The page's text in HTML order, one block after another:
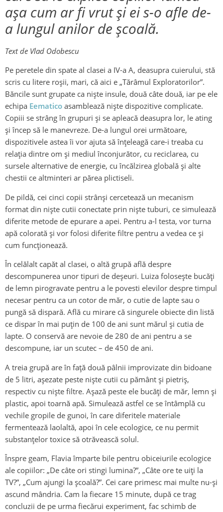
așa cum ar fi vrut și ei s-o afle de-
a lungul anilor de școală.
Text de Vlad Odobescu
Pe peretele din spate al clasei a IV-a A, deasupra cuierului, stă
scris cu litere roșii, mari, că aici e „Tărâmul Exploratorilor”.
Băncile sunt grupate ca niște insule, două câte două, iar pe ele
echipa Eematico asamblează niște dispozitive complicate.
Copiii se strâng în grupuri și se apleacă deasupra lor, le ating
și încep să le manevreze. De-a lungul orei următoare,
dispozitivele astea îi vor ajuta să înțeleagă care-i treaba cu
relația dintre om și mediul înconjurător, cu reciclarea, cu
sursele alternative de energie, cu încălzirea globală și alte
chestii ce altminteri ar părea plictiseli.
De pildă, cei cinci copii strânși cercetează un mecanism
format din niște cutii conectate prin niște tuburi, ce simulează
diferite metode de epurare a apei. Pentru a-l testa, vor turna
apă colorată și vor folosi diferite filtre pentru a vedea ce și
cum funcționează.
În celălalt capăt al clasei, o altă grupă află despre
descompunerea unor tipuri de deșeuri. Luiza folosește bucăți
de lemn pirogravate pentru a le povesti elevilor despre timpul
necesar pentru ca un cotor de măr, o cutie de lapte sau o
pungă să dispară. Află cu mirare că singurele obiecte din listă
ce dispar în mai puțin de 100 de ani sunt mărul și cutia de
lapte. O conservă are nevoie de 280 de ani pentru a se
descompune, iar un scutec – de 450 de ani.
A treia grupă are în față două pâlnii improvizate din bidoane
de 5 litri, așezate peste niște cutii cu pământ și pietriș,
respectiv cu niște filtre. Așază peste ele bucăți de măr, lemn și
plastic, apoi toarnă apă. Simulează astfel ce se întâmplă cu
vechile gropile de gunoi, în care diferitele materiale
fermentează laolaltă, apoi în cele ecologice, ce nu permit
substanțelor toxice să otrăvească solul.
Înspre geam, Flavia împarte bile pentru obiceiurile ecologice
ale copiilor: „De câte ori stingi lumina?”, „Câte ore te uiți la
TV?”, „Cum ajungi la școală?”. Cei care primesc mai multe nu-și
ascund mândria. Cam la fiecare 15 minute, după ce trag
concluzii de pe urma fiecărui experiment, fac schimb de